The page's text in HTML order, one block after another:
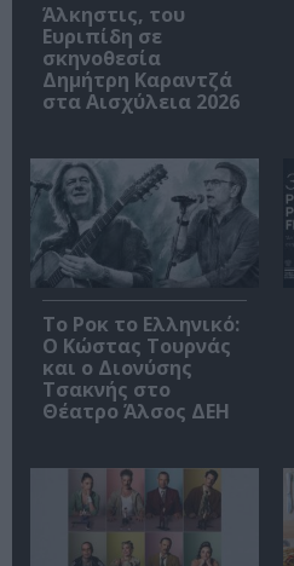
Άλκηστις, του
Ευριπίδη σε
σκηνοθεσία
Δημήτρη Καραντζά
στα Αισχύλεια 2026
Το Ροκ το Ελληνικό:
Ο Κώστας Τουρνάς
και ο Διονύσης
Τσακνής στο
Θέατρο Άλσος ΔΕΗ